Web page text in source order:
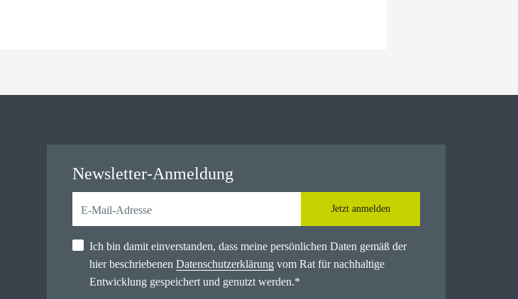
Newsletter-Anmeldung
Jetzt anmelden
Ich bin damit einverstanden, dass meine persönlichen Daten gemäß der
hier beschriebenen Datenschutzerklärung vom Rat für nachhaltige
Entwicklung gespeichert und genutzt werden.*